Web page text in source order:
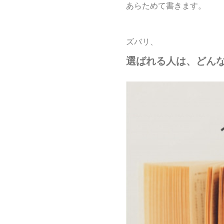
あらためて書きます。
ズバリ、
選ばれる人は、どん